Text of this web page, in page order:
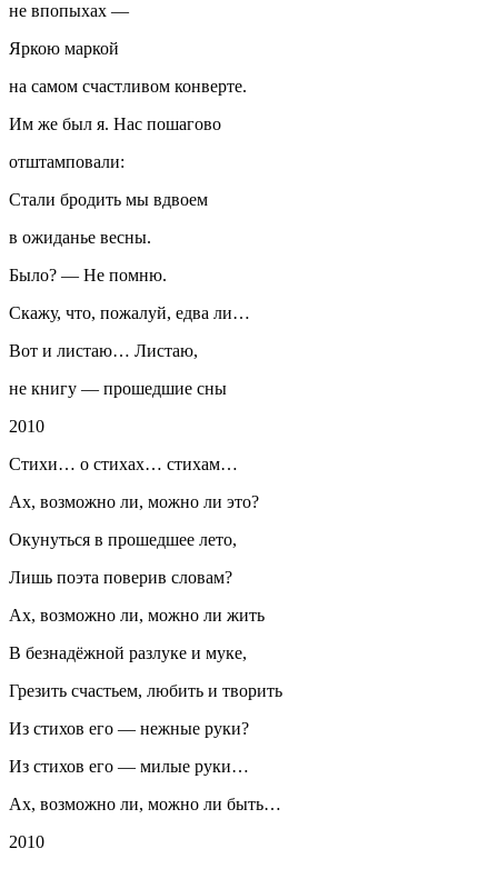
не впопыхах —
Яркою маркой
на самом счастливом конверте.
Им же был я. Нас пошагово
отштамповали:
Стали бродить мы вдвоем
в ожиданье весны.
Было? — Не помню.
Скажу, что, пожалуй, едва ли…
Вот и листаю… Листаю,
не книгу — прошедшие сны
2010
Стихи… о стихах… стихам…
Ах, возможно ли, можно ли это?
Окунуться в прошедшее лето,
Лишь поэта поверив словам?
Ах, возможно ли, можно ли жить
В безнадёжной разлуке и муке,
Грезить счастьем, любить и творить
Из стихов его — нежные руки?
Из стихов его — милые руки…
Ах, возможно ли, можно ли быть…
2010